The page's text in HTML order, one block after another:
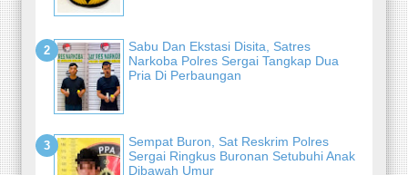
Sabu Dan Ekstasi Disita, Satres
Narkoba Polres Sergai Tangkap Dua
Pria Di Perbaungan
Sempat Buron, Sat Reskrim Polres
Sergai Ringkus Buronan Setubuhi Anak
Dibawah Umur